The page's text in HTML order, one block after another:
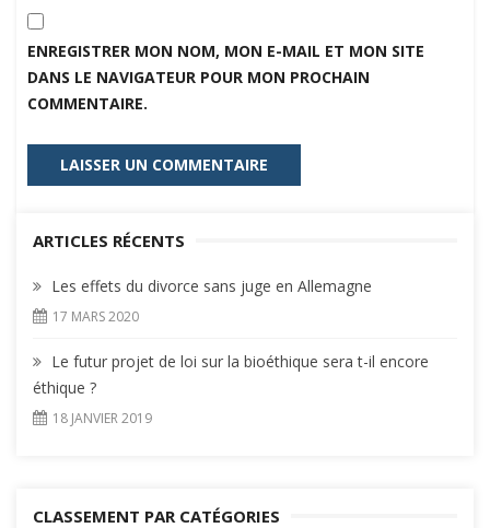
ENREGISTRER MON NOM, MON E-MAIL ET MON SITE
DANS LE NAVIGATEUR POUR MON PROCHAIN
COMMENTAIRE.
ARTICLES RÉCENTS
Les effets du divorce sans juge en Allemagne
17 MARS 2020
Le futur projet de loi sur la bioéthique sera t-il encore
éthique ?
18 JANVIER 2019
CLASSEMENT PAR CATÉGORIES